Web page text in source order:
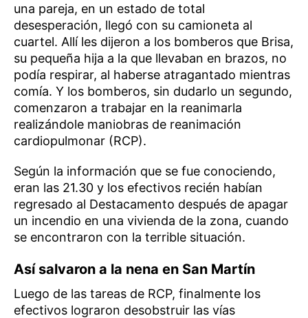
una pareja, en un estado de total
desesperación, llegó con su camioneta al
cuartel. Allí les dijeron a los bomberos que Brisa,
su pequeña hija a la que llevaban en brazos, no
podía respirar, al haberse atragantado mientras
comía. Y los bomberos, sin dudarlo un segundo,
comenzaron a trabajar en la reanimarla
realizándole maniobras de reanimación
cardiopulmonar (RCP).
Según la información que se fue conociendo,
eran las 21.30 y los efectivos recién habían
regresado al Destacamento después de apagar
un incendio en una vivienda de la zona, cuando
se encontraron con la terrible situación.
Así salvaron a la nena en San Martín
Luego de las tareas de RCP, finalmente los
efectivos lograron desobstruir las vías